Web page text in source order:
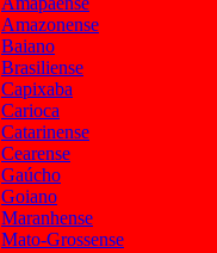
Amazonense
Baiano
Brasiliense
Capixaba
Carioca
Catarinense
Cearense
Gaúcho
Goiano
Maranhense
Mato-Grossense